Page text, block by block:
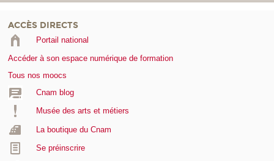
ACCÈS DIRECTS
Portail national
Accéder à son espace numérique de formation
Tous nos moocs
Cnam blog
Musée des arts et métiers
La boutique du Cnam
Se préinscrire